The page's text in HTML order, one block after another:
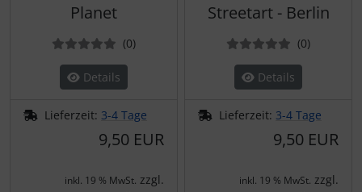
Planet
(0Bewertungen
)
Details
Lieferzeit: 3-4 Tage
9,50 EUR
inkl. 19 % MwSt. zzgl.
Streetart - Berlin
(0)
Details
Lieferzeit: 3-4 Tage
9,50 EUR
inkl. 19 % MwSt. zzgl.